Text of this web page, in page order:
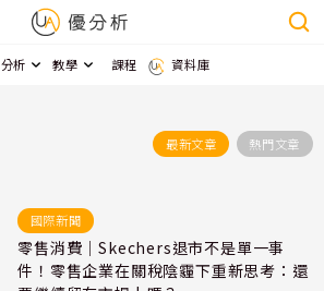
分析 教學 課程 資料庫
最新文章 熱門文章
國際新聞
零售消費｜Skechers退市不是單一事
件！零售企業在關稅陰霾下重新思考：還